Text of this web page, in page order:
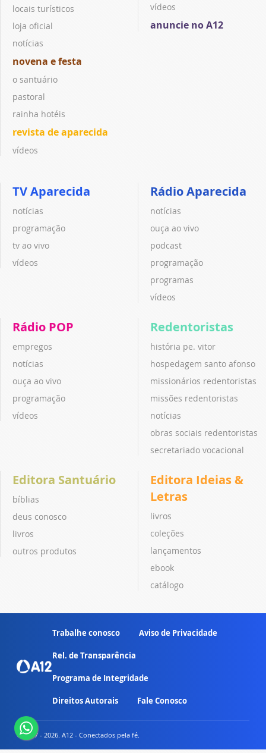
locais turísticos
loja oficial
notícias
novena e festa
o santuário
pastoral
rainha hotéis
revista de aparecida
vídeos
vídeos
anuncie no A12
TV Aparecida
notícias
programação
tv ao vivo
vídeos
Rádio Aparecida
notícias
ouça ao vivo
podcast
programação
programas
vídeos
Rádio POP
empregos
notícias
ouça ao vivo
programação
vídeos
Redentoristas
história pe. vitor
hospedagem santo afonso
missionários redentoristas
missões redentoristas
notícias
obras sociais redentoristas
secretariado vocacional
Editora Santuário
bíblias
deus conosco
livros
outros produtos
Editora Ideias &
Letras
livros
coleções
lançamentos
ebook
catálogo
Trabalhe conosco Aviso de Privacidade
Rel. de Transparência
Programa de Integridade
Direitos Autorais Fale Conosco
© 2007 - 2026. A12 - Conectados pela fé.